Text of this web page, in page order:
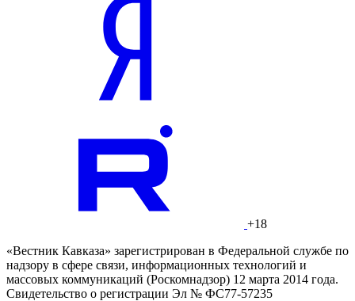
+18
«Вестник Кавказа» зарегистрирован в Федеральной службе по
надзору в сфере связи, информационных технологий и
массовых коммуникаций (Роскомнадзор) 12 марта 2014 года.
Свидетельство о регистрации Эл № ФС77-57235